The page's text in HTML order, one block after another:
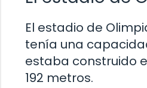
El estadio de
tenía una
estaba construido
192 metros.